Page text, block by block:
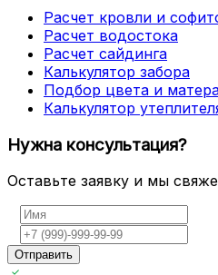
Расчет кровли и
Расчет водостока
Расчет сайдинга
Калькулятор забора
Подбор цвета и
Калькулятор
Нужна консультация?
Оставьте заявку и мы
Отправить